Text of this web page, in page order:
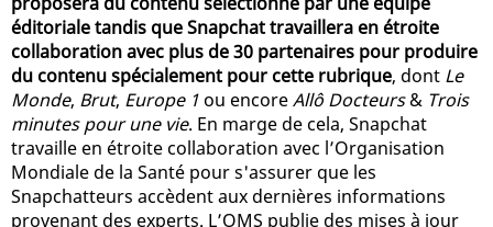
éditoriale tandis que Snapchat travaillera en étroite
collaboration avec plus de 30 partenaires pour produire
du contenu spécialement pour cette rubrique, dont Le
Monde, Brut, Europe 1 ou encoreAllô Docteurs& Trois
minutes pour une vie. En marge de cela, Snapchat
travaille en étroite collaboration avec l’Organisation
Mondiale de la Santé pour s'assurer que les
Snapchatteurs accèdent aux dernières informations
provenant des experts. L’OMS publie des mises à jour